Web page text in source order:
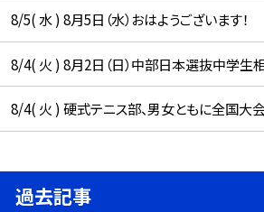
8/5( 水 ) 8月5日（水）おはようございます！
8/4( 火 ) 8月2日（日）中部日本選抜中学生
8/4( 火 ) 硬式テニス部、男女ともに全国大会
過去記事